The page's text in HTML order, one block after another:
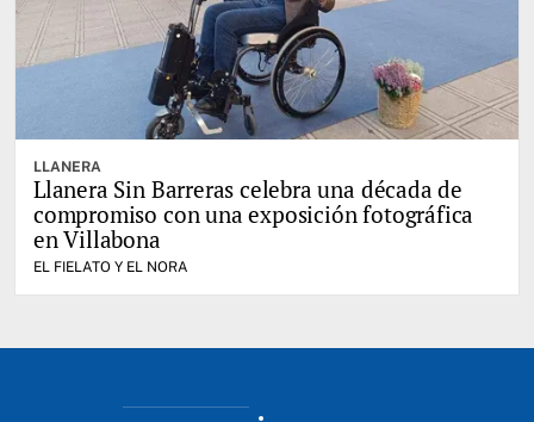
LLANERA
Llanera Sin Barreras celebra una década de
compromiso con una exposición fotográfica
en Villabona
EL FIELATO Y EL NORA